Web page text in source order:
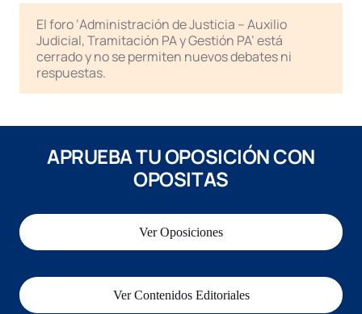
El foro ‘Administración de Justicia – Auxilio
Judicial, Tramitación PA y Gestión PA’ está
cerrado y no se permiten nuevos debates ni
respuestas.
APRUEBA TU OPOSICIÓN CON
OPOSITAS
Ver Oposiciones
Ver Contenidos Editoriales